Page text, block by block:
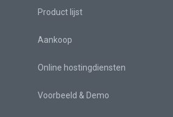
Product lijst
Aankoop
Online hostingdiensten
Voorbeeld & Demo